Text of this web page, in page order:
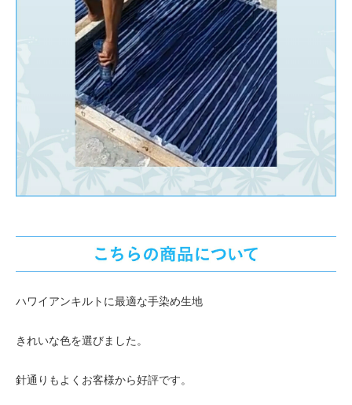
ハワイアンキルトに最適な手染め生地
きれいな色を選びました。
針通りもよくお客様から好評です。